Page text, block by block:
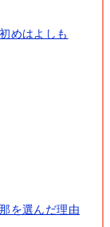
めはよしも
を選んだ理由